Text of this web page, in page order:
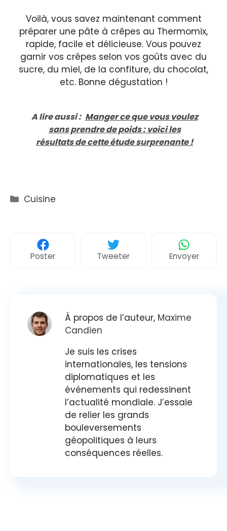
Voilà, vous savez maintenant comment
préparer une pâte à crêpes au Thermomix,
rapide, facile et délicieuse. Vous pouvez
garnir vos crêpes selon vos goûts avec du
sucre, du miel, de la confiture, du chocolat,
etc. Bonne dégustation !
A lire aussi : Manger ce que vous voulez
sans prendre de poids : voici les
résultats de cette étude surprenante !
Catégories
Cuisine
Poster Tweeter Envoyer
À propos de l’auteur, Maxime
Candien
Je suis les crises
internationales, les tensions
diplomatiques et les
événements qui redessinent
l’actualité mondiale. J’essaie
de relier les grands
bouleversements
géopolitiques à leurs
conséquences réelles.